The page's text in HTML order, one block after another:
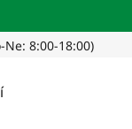
Ne: 8:00-18:00)